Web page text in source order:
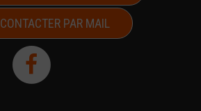
CONTACTER PAR MAIL